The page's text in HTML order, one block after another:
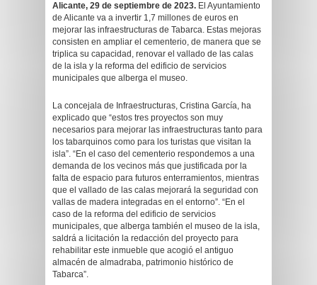
Alicante, 29 de septiembre de 2023. El Ayuntamiento
de Alicante va a invertir 1,7 millones de euros en
mejorar las infraestructuras de Tabarca. Estas mejoras
consisten en ampliar el cementerio, de manera que se
triplica su capacidad, renovar el vallado de las calas
de la isla y la reforma del edificio de servicios
municipales que alberga el museo.
La concejala de Infraestructuras, Cristina García, ha
explicado que “estos tres proyectos son muy
necesarios para mejorar las infraestructuras tanto para
los tabarquinos como para los turistas que visitan la
isla”. “En el caso del cementerio respondemos a una
demanda de los vecinos más que justificada por la
falta de espacio para futuros enterramientos, mientras
que el vallado de las calas mejorará la seguridad con
vallas de madera integradas en el entorno”. “En el
caso de la reforma del edificio de servicios
municipales, que alberga también el museo de la isla,
saldrá a licitación la redacción del proyecto para
rehabilitar este inmueble que acogió el antiguo
almacén de almadraba, patrimonio histórico de
Tabarca”.